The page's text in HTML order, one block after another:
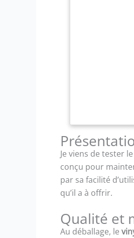
Je viens de tester le
conçu pour
par sa facilité
qu’il a à offrir.
Qualité et
Au déballage, le